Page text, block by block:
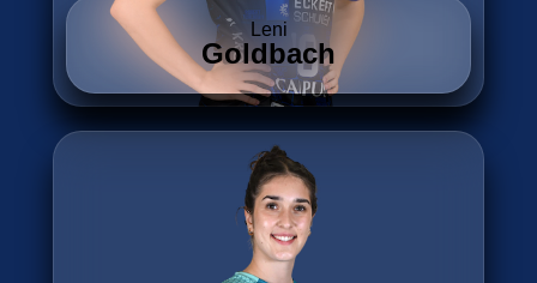
Leni
Goldbach